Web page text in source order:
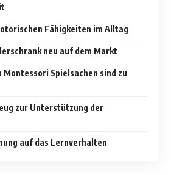
Fähigkeiten im Alltag
neu auf dem Markt
Spielsachen sind zu
zur Unterstützung der
auf das Lernverhalten